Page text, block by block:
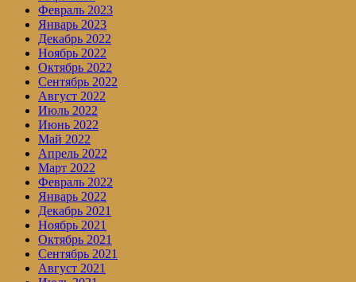
Февраль 2023
Январь 2023
Декабрь 2022
Ноябрь 2022
Октябрь 2022
Сентябрь 2022
Август 2022
Июль 2022
Июнь 2022
Май 2022
Апрель 2022
Март 2022
Февраль 2022
Январь 2022
Декабрь 2021
Ноябрь 2021
Октябрь 2021
Сентябрь 2021
Август 2021